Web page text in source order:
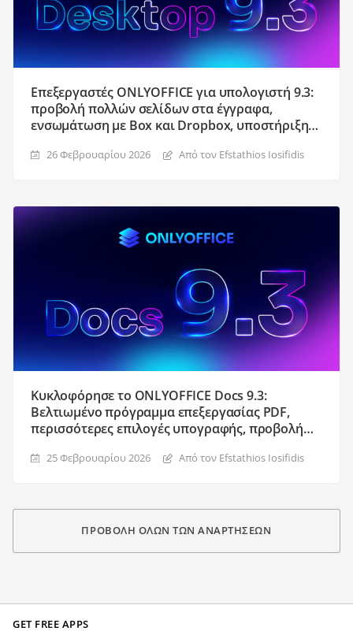
Επεξεργαστές ONLYOFFICE για υπολογιστή 9.3:
προβολή πολλών σελίδων στα έγγραφα,
ενσωμάτωση με Box και Dropbox, υποστήριξη
άλλα26 Φεβρουαρίου 2026 Από τον Efstathios Iosifidis
Κυκλοφόρησε το ONLYOFFICE Docs 9.3:
Βελτιωμένο πρόγραμμα επεξεργασίας PDF,
περισσότερες επιλογές υπογραφής, προβολή
άλλα25 Φεβρουαρίου 2026 Από τον Efstathios Iosifidis
ΠΡΟΒΟΛΉ ΌΛΩΝ ΤΩΝ ΑΝΑΡΤΉΣΕΩΝ
GET FREE APPS